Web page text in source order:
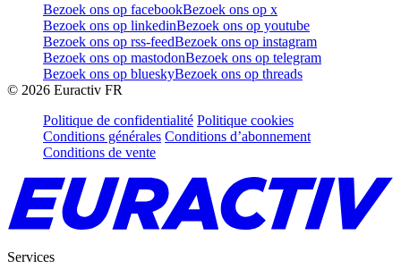
Bezoek ons op facebookBezoek ons op x
Bezoek ons op linkedinBezoek ons op youtube
Bezoek ons op rss-feedBezoek ons op instagram
Bezoek ons op mastodonBezoek ons op telegram
Bezoek ons op blueskyBezoek ons op threads
© 2026 Euractiv FR
Politique de confidentialité Politique cookies
Conditions générales Conditions d’abonnement
Conditions de vente
Services